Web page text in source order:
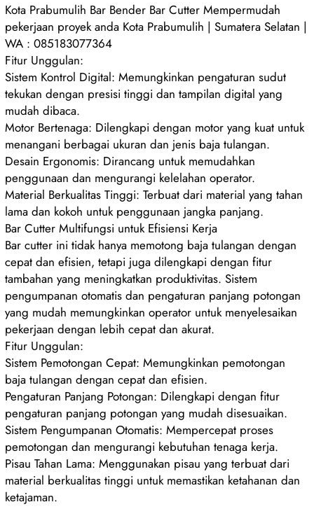
Kota Prabumulih Bar Bender Bar Cutter Mempermudah
pekerjaan proyek anda Kota Prabumulih | Sumatera Selatan |
WA : 085183077364
Fitur Unggulan:
Sistem Kontrol Digital: Memungkinkan pengaturan sudut
tekukan dengan presisi tinggi dan tampilan digital yang
mudah dibaca.
Motor Bertenaga: Dilengkapi dengan motor yang kuat untuk
menangani berbagai ukuran dan jenis baja tulangan.
Desain Ergonomis: Dirancang untuk memudahkan
penggunaan dan mengurangi kelelahan operator.
Material Berkualitas Tinggi: Terbuat dari material yang tahan
lama dan kokoh untuk penggunaan jangka panjang.
Bar Cutter Multifungsi untuk Efisiensi Kerja
Bar cutter ini tidak hanya memotong baja tulangan dengan
cepat dan efisien, tetapi juga dilengkapi dengan fitur
tambahan yang meningkatkan produktivitas. Sistem
pengumpanan otomatis dan pengaturan panjang potongan
yang mudah memungkinkan operator untuk menyelesaikan
pekerjaan dengan lebih cepat dan akurat.
Fitur Unggulan:
Sistem Pemotongan Cepat: Memungkinkan pemotongan
baja tulangan dengan cepat dan efisien.
Pengaturan Panjang Potongan: Dilengkapi dengan fitur
pengaturan panjang potongan yang mudah disesuaikan.
Sistem Pengumpanan Otomatis: Mempercepat proses
pemotongan dan mengurangi kebutuhan tenaga kerja.
Pisau Tahan Lama: Menggunakan pisau yang terbuat dari
material berkualitas tinggi untuk memastikan ketahanan dan
ketajaman.